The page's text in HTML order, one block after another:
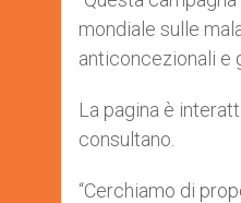
mondiale sulle
anticoncezionali e
La pagina è
consultano.
“Cerchiamo di